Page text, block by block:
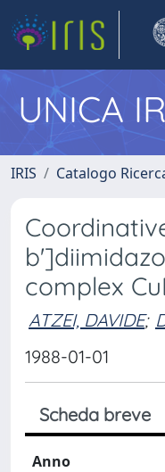
UNICA
IRIS Catalogo
complex
ATZEI, DAVIDE;
1988-01-01
Scheda breve
Anno